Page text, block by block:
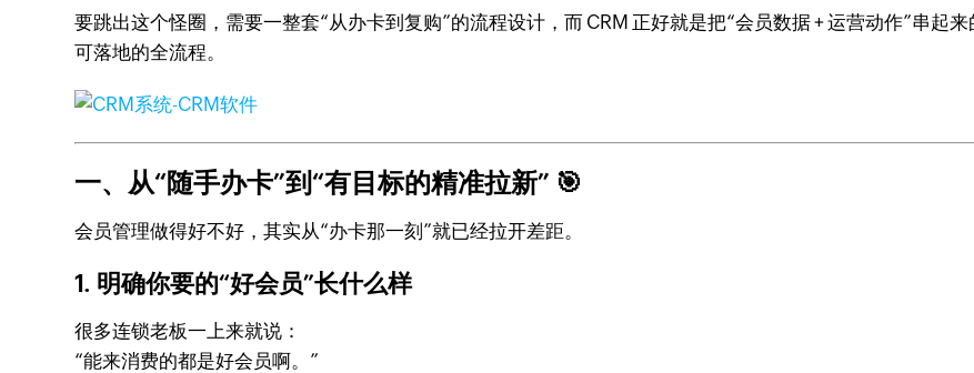
要跳出这个怪圈，需要一整套“从办卡到复购”的流程设计，而 CRM 正好就是把“会员数据 + 运营动作”串起
可落地的全流程。
一、从“随手办卡”到“有目标的精准拉新” 🎯
会员管理做得好不好，其实从“办卡那一刻”就已经拉开差距。
1. 明确你要的“好会员”长什么样
很多连锁老板一上来就说：
“能来消费的都是好会员啊。”